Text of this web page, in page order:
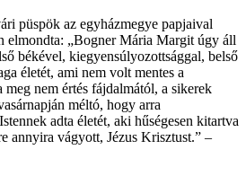
püspök az egyházmegye papjaival
elmondta: „Bogner Mária Margit úgy áll
békével, kiegyensúlyozottsággal, belső
életét, ami nem volt mentes a
meg nem értés fájdalmától, a sikerek
méltó, hogy arra
adta életét, aki hűségesen kitartva
annyira vágyott, Jézus Krisztust.” –